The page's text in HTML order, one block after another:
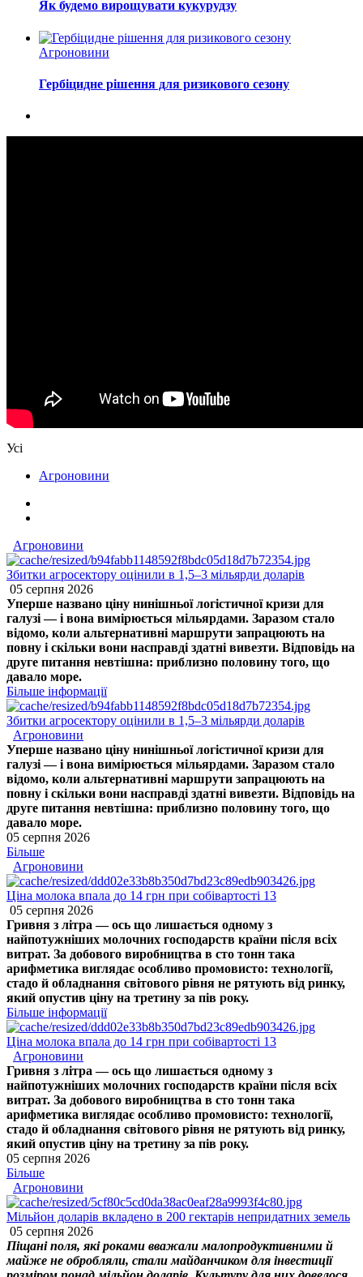
Як будемо вирощувати кукурудзу
Агроновини
Гербіцидне рішення для ризикового сезону
Усі
Агроновини
Агроновини
Збитки агросектору оцінили в 1,5–3 мільярди доларів
05 серпня 2026
Уперше названо ціну нинішньої логістичної кризи для
галузі — і вона вимірюється мільярдами. Заразом стало
відомо, коли альтернативні маршрути запрацюють на
повну і скільки вони насправді здатні вивезти. Відповідь на
друге питання невтішна: приблизно половину того, що
давало море.
Більше інформації
Збитки агросектору оцінили в 1,5–3 мільярди доларів
Агроновини
Уперше названо ціну нинішньої логістичної кризи для
галузі — і вона вимірюється мільярдами. Заразом стало
відомо, коли альтернативні маршрути запрацюють на
повну і скільки вони насправді здатні вивезти. Відповідь на
друге питання невтішна: приблизно половину того, що
давало море.
05 серпня 2026
Більше
Агроновини
Ціна молока впала до 14 грн при собівартості 13
05 серпня 2026
Гривня з літра — ось що лишається одному з
найпотужніших молочних господарств країни після всіх
витрат. За добового виробництва в сто тонн така
арифметика виглядає особливо промовисто: технології,
стадо й обладнання світового рівня не рятують від ринку,
який опустив ціну на третину за пів року.
Більше інформації
Ціна молока впала до 14 грн при собівартості 13
Агроновини
Гривня з літра — ось що лишається одному з
найпотужніших молочних господарств країни після всіх
витрат. За добового виробництва в сто тонн така
арифметика виглядає особливо промовисто: технології,
стадо й обладнання світового рівня не рятують від ринку,
який опустив ціну на третину за пів року.
05 серпня 2026
Більше
Агроновини
Мільйон доларів вкладено в 200 гектарів непридатних земель
05 серпня 2026
Піщані поля, які роками вважали малопродуктивними й
майже не обробляли, стали майданчиком для інвестиції